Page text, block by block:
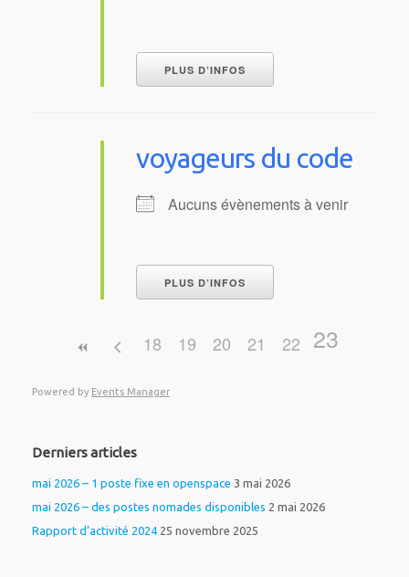
PLUS D’INFOS
voyageurs du code
Aucuns évènements à venir
PLUS D’INFOS
18 19 20 21 22 23
Powered by Events Manager
Derniers articles
mai 2026 – 1 poste fixe en openspace 3 mai 2026
mai 2026 – des postes nomades disponibles 2 mai 2026
Rapport d’activité 2024 25 novembre 2025